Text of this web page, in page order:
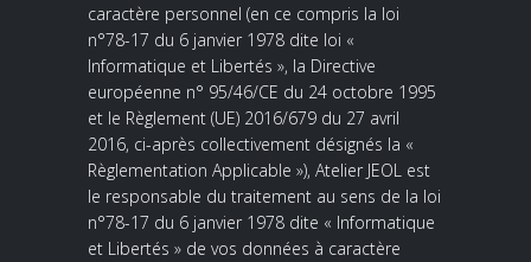
caractère personnel (en ce compris la loi
n°78-17 du 6 janvier 1978 dite loi «
Informatique et Libertés », la Directive
européenne n° 95/46/CE du 24 octobre 1995
et le Règlement (UE) 2016/679 du 27 avril
2016, ci-après collectivement désignés la «
Règlementation Applicable »), Atelier JEOL est
le responsable du traitement au sens de la loi
n°78-17 du 6 janvier 1978 dite « Informatique
et Libertés » de vos données à caractère